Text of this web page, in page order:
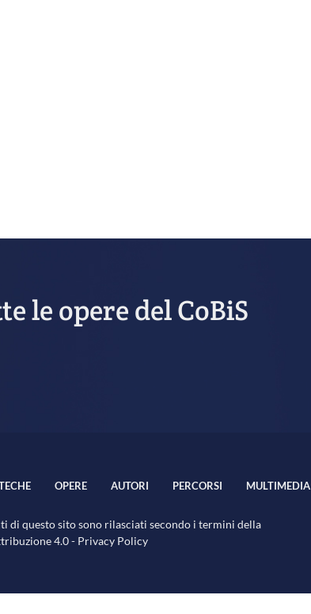
le opere del CoBiS
OPERE AUTORI PERCORSI MULTIMEDIA
di questo sito sono rilasciati secondo i termini della
4.0- Privacy Policy